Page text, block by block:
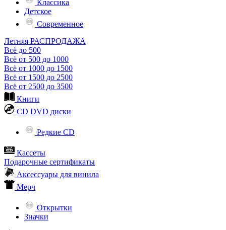
Классика
Детское
Современное
Летняя РАСПРОДАЖА
Всё до 500
Всё от 500 до 1000
Всё от 1000 до 1500
Всё от 1500 до 2500
Всё от 2500 до 3500
Книги
CD DVD диски
Редкие CD
Кассеты
Подарочные сертификаты
Аксессуары для винила
Мерч
Открытки
Значки